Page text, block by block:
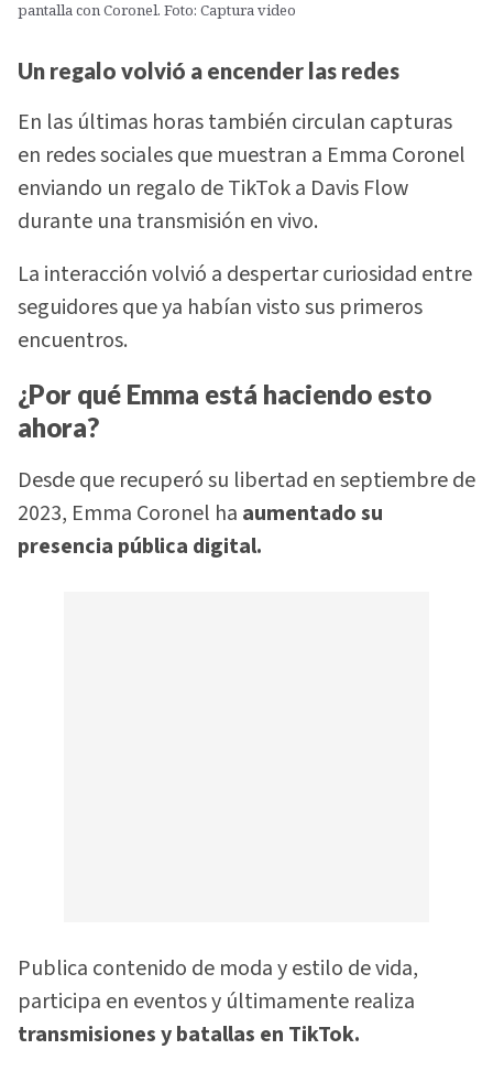
pantalla con Coronel. Foto: Captura video
Un regalo volvió a encender las redes
En las últimas horas también circulan capturas
en redes sociales que muestran a Emma Coronel
enviando un regalo de TikTok a Davis Flow
durante una transmisión en vivo.
La interacción volvió a despertar curiosidad entre
seguidores que ya habían visto sus primeros
encuentros.
¿Por qué Emma está haciendo esto
ahora?
Desde que recuperó su libertad en septiembre de
2023, Emma Coronel ha aumentado su
presencia pública digital.
Publica contenido de moda y estilo de vida,
participa en eventos y últimamente realiza
transmisiones y batallas en TikTok.